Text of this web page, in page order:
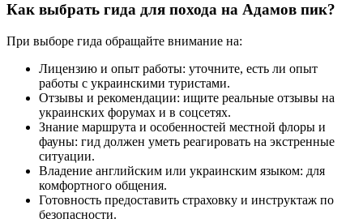
Как выбрать гида для похода на Адамов пик?
При выборе гида обращайте внимание на:
Лицензию и опыт работы: уточните, есть ли опыт
работы с украинскими туристами.
Отзывы и рекомендации: ищите реальные отзывы на
украинских форумах и в соцсетях.
Знание маршрута и особенностей местной флоры и
фауны: гид должен уметь реагировать на экстренные
ситуации.
Владение английским или украинским языком: для
комфортного общения.
Готовность предоставить страховку и инструктаж по
безопасности.